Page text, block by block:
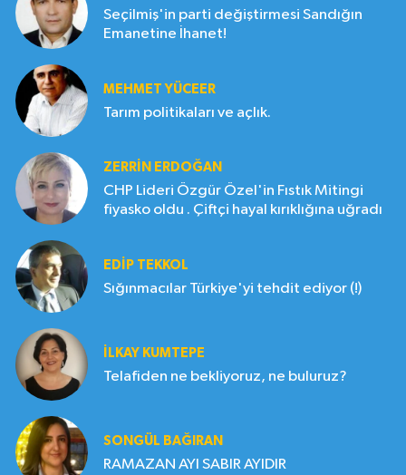
Seçilmiş'in parti değiştirmesi Sandığın
Emanetine İhanet!
MEHMET YÜCEER
Tarım politikaları ve açlık.
ZERRIN ERDOĞAN
CHP Lideri Özgür Özel'in Fıstık Mitingi
fiyasko oldu . Çiftçi hayal kırıklığına uğradı
EDIP TEKKOL
Sığınmacılar Türkiye'yi tehdit ediyor (!)
İLKAY KUMTEPE
Telafiden ne bekliyoruz, ne buluruz?
SONGÜL BAĞIRAN
RAMAZAN AYI SABIR AYIDIR